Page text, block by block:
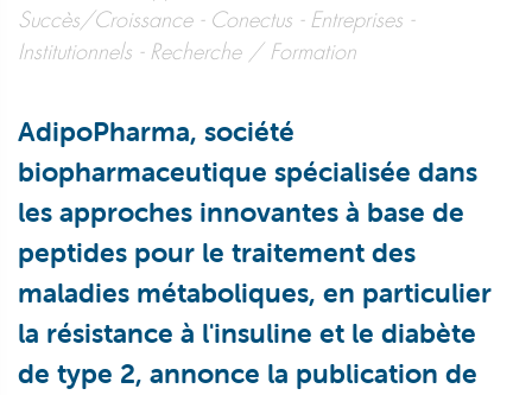
Succès/Croissance
Conectus
Entreprises
Institutionnels
Recherche / Formation
AdipoPharma, société
biopharmaceutique spécialisée dans
les approches innovantes à base de
peptides pour le traitement des
maladies métaboliques, en particulier
la résistance à l'insuline et le diabète
de type 2, annonce la publication de